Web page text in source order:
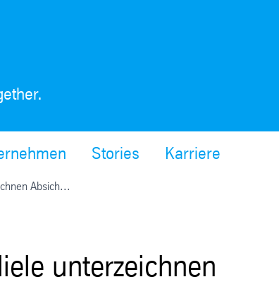
Stories Karriere
Absich...
unterzeichnen